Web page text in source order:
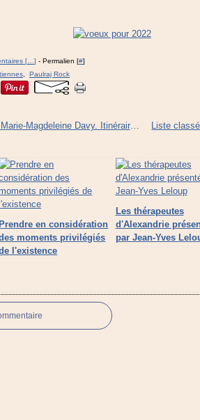
[ ] - Permalien [#]
Paulraj Rock
Des profondeurs de l'être : Marie-Magdeleine Davy. Itinéraire d'une philosophe absolue, par Armelle Dutruc
Prendre en considération
moments privilégiés
l'existence
Les thérapeutes
d'Alexandrie
par Jean-Yves